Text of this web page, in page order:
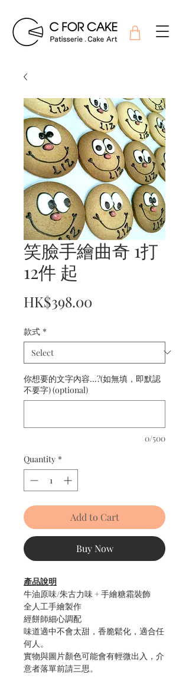
笑臉手繪曲奇 1打
12件 起
HK$398.00
款式 *
你想要的文字內容...?(如無填，即默認
不要字) (optional)
0/500
Quantity *
Add to Cart
Buy Now
產品說明
牛油原味/朱古力味 + 手繪糖霜裝飾
全人工手繪製作
經餅師細心調配
味道適中不會太甜，香脆鬆化，適合任
何人。
實物與圖片顏色可能會有輕微出入，介
意者落單前請三思。